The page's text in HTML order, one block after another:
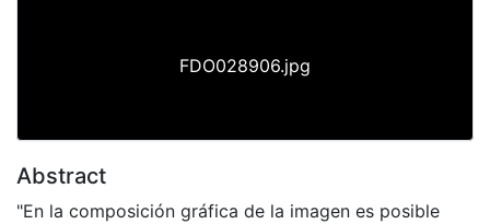
FDO028906.jpg
Abstract
"En la composición gráfica de la imagen es posible